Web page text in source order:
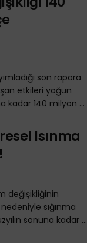
son rapora
etkileri yoğun
kadar 140 milyon ...
Isınma
değişikliğinin
sığınma
sonuna kadar ...